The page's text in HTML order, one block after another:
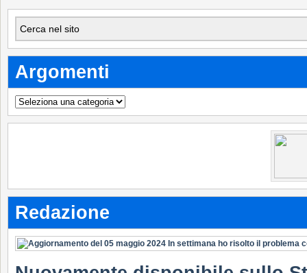
Argomenti
Argomenti
Redazione